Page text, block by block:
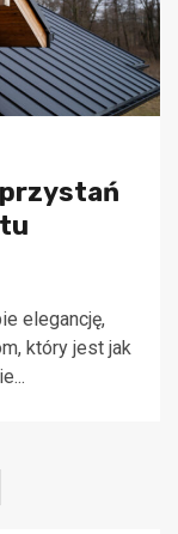
elegancję,
który jest jak